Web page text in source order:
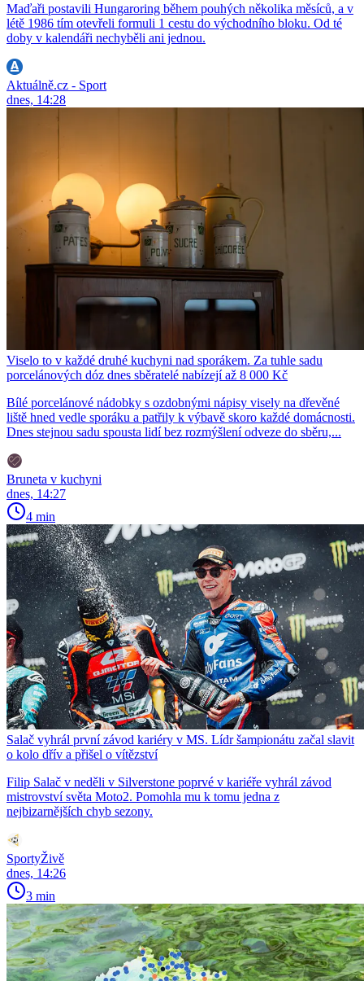
Maďaři postavili Hungaroring během pouhých několika měsíců, a v
létě 1986 tím otevřeli formuli 1 cestu do východního bloku. Od té
doby v kalendáři nechyběli ani jednou.
Aktuálně.cz - Sport
dnes, 14:28
Viselo to v každé druhé kuchyni nad sporákem. Za tuhle sadu
porcelánových dóz dnes sběratelé nabízejí až 8 000 Kč
Bílé porcelánové nádobky s ozdobnými nápisy visely na dřevěné
liště hned vedle sporáku a patřily k výbavě skoro každé domácnosti.
Dnes stejnou sadu spousta lidí bez rozmýšlení odveze do sběru,...
Bruneta v kuchyni
dnes, 14:27
4 min
Salač vyhrál první závod kariéry v MS. Lídr šampionátu začal slavit
o kolo dřív a přišel o vítězství
Filip Salač v neděli v Silverstone poprvé v kariéře vyhrál závod
mistrovství světa Moto2. Pomohla mu k tomu jedna z
nejbizarnějších chyb sezony.
SportyŽivě
dnes, 14:26
3 min